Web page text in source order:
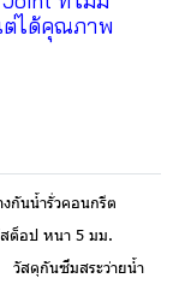
ต่ได้คุณภาพ
งกันน้ำรั่วคอนกรีต
สต็อป หนา 5 มม.
วัสดุกันซึมสระว่ายน้ำ